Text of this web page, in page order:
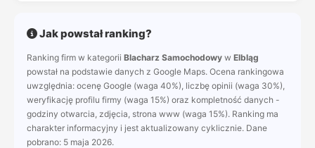
Jak powstał ranking?
Ranking firm w kategorii Blacharz Samochodowy w Elbląg
powstał na podstawie danych z Google Maps. Ocena rankingowa
uwzględnia: ocenę Google (waga 40%), liczbę opinii (waga 30%),
weryfikację profilu firmy (waga 15%) oraz kompletność danych -
godziny otwarcia, zdjęcia, strona www (waga 15%). Ranking ma
charakter informacyjny i jest aktualizowany cyklicznie. Dane
pobrano: 5 maja 2026.